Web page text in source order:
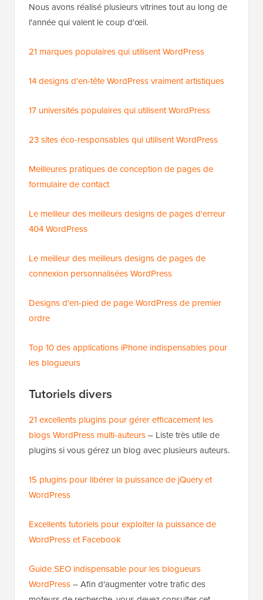
Nous avons réalisé plusieurs vitrines tout au long de
l'année qui valent le coup d'œil.
21 marques populaires qui utilisent WordPress
14 designs d'en-tête WordPress vraiment artistiques
17 universités populaires qui utilisent WordPress
23 sites éco-responsables qui utilisent WordPress
Meilleures pratiques de conception de pages de
formulaire de contact
Le meilleur des meilleurs designs de pages d'erreur
404 WordPress
Le meilleur des meilleurs designs de pages de
connexion personnalisées WordPress
Designs d'en-pied de page WordPress de premier
ordre
Top 10 des applications iPhone indispensables pour
les blogueurs
Tutoriels divers
21 excellents plugins pour gérer efficacement les
blogs WordPress multi-auteurs– Liste très utile de
plugins si vous gérez un blog avec plusieurs auteurs.
15 plugins pour libérer la puissance de jQuery et
WordPress
Excellents tutoriels pour exploiter la puissance de
WordPress et Facebook
Guide SEO indispensable pour les blogueurs
WordPress– Afin d'augmenter votre trafic des